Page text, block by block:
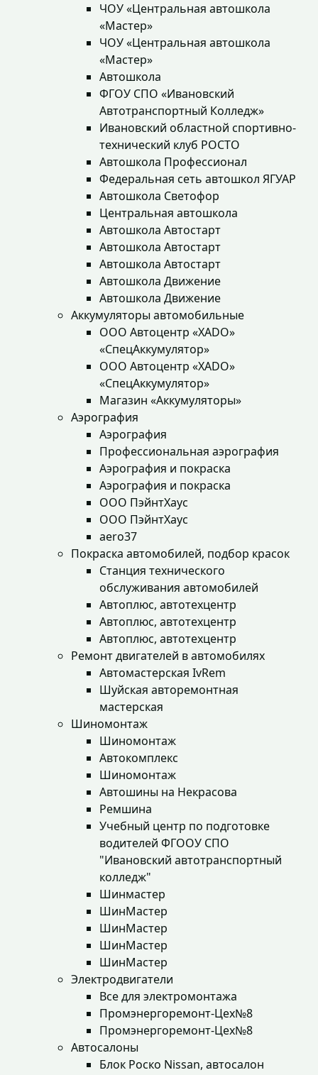
ЧОУ «Центральная автошкола
«Мастер»
ЧОУ «Центральная автошкола
«Мастер»
Автошкола
ФГОУ СПО «Ивановский
Автотранспортный Колледж»
Ивановский областной спортивно-
технический клуб РОСТО
Автошкола Профессионал
Федеральная сеть автошкол ЯГУАР
Автошкола Светофор
Центральная автошкола
Автошкола Автостарт
Автошкола Автостарт
Автошкола Автостарт
Автошкола Движение
Автошкола Движение
Аккумуляторы автомобильные
ООО Автоцентр «XADO»
«СпецАккумулятор»
ООО Автоцентр «XADO»
«СпецАккумулятор»
Магазин «Аккумуляторы»
Аэрография
Аэрография
Профессиональная аэрография
Аэрография и покраска
Аэрография и покраска
ООО ПэйнтХаус
ООО ПэйнтХаус
aero37
Покраска автомобилей, подбор красок
Станция технического
обслуживания автомобилей
Автоплюс, автотехцентр
Автоплюс, автотехцентр
Автоплюс, автотехцентр
Ремонт двигателей в автомобилях
Автомастерская IvRem
Шуйская авторемонтная
мастерская
Шиномонтаж
Шиномонтаж
Автокомплекс
Шиномонтаж
Автошины на Некрасова
Ремшина
Учебный центр по подготовке
водителей ФГООУ СПО
"Ивановский автотранспортный
колледж"
Шинмастер
ШинМастер
ШинМастер
ШинМастер
ШинМастер
Электродвигатели
Все для электромонтажа
Промэнергоремонт-Цех№8
Промэнергоремонт-Цех№8
Автосалоны
Блок Роско Nissan, автосалон